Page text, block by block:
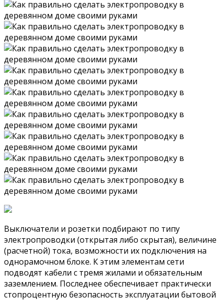
Выключатели и розетки подбирают по типу
электропроводки (открытая либо скрытая), величине
(расчетной) тока, возможности их подключения на
однорамочном блоке. К этим элементам сети
подводят кабели с тремя жилами и обязательным
заземлением. Последнее обеспечивает практически
стопроцентную безопасность эксплуатации бытовой